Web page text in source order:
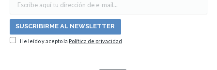
He leído y acepto la Política de privacidad